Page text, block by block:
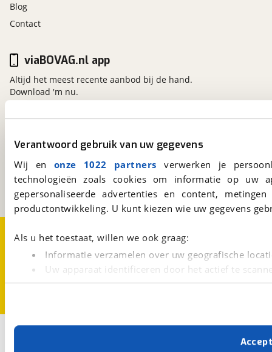
Verantwoord gebruik van uw gegevens
Wij en onze 1022 partners verwerken je
technologieën zoals cookies om informatie op
gepersonaliseerde advertenties en content,
productontwikkeling. U kunt kiezen wie uw gegevens
Als u het toestaat, willen we ook graag:
Informatie verzamelen over uw geografische
Uw apparaat identificeren door het actief te
Lees meer over hoe uw persoonlijke gegevens worden
Met cookies en vergelijkbare technieken zorgen we
cookies zorgen ervoor dat de website goed werkt.
Blog
Contact
viaBOVAG.nl
3981 AJ
Bunnik
Een initiatief van
BOVAG
viaBOVAG.nl app
Altijd het meest recente aanbod bij de hand.
Download 'm nu.
CookievoorkeurenVacatures